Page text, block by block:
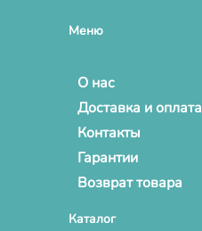
Меню
О нас
Доставка и оплата
Контакты
Гарантии
Возврат товара
Каталог